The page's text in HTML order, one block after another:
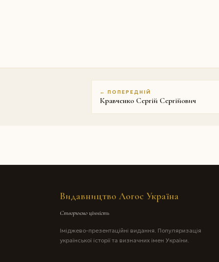
← ПОПЕРЕДНІЙ
Кравченко Сергій Сергійович
Видавництво Логос Україна
Створюємо цінність
Іміджево-презентаційні видання. Популяризація
української історії та визначних імен України.